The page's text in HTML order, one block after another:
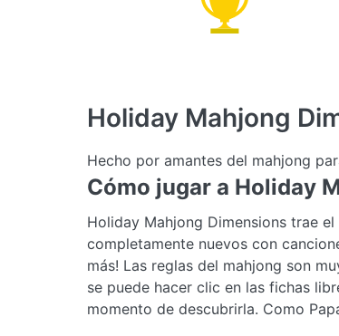
Holiday Mahjong
Hecho por amantes del mahjong
Cómo jugar a Holiday
Holiday Mahjong Dimensions trae
completamente nuevos con
más! Las reglas del mahjong son
se puede hacer clic en las fichas
momento de descubrirla. Como